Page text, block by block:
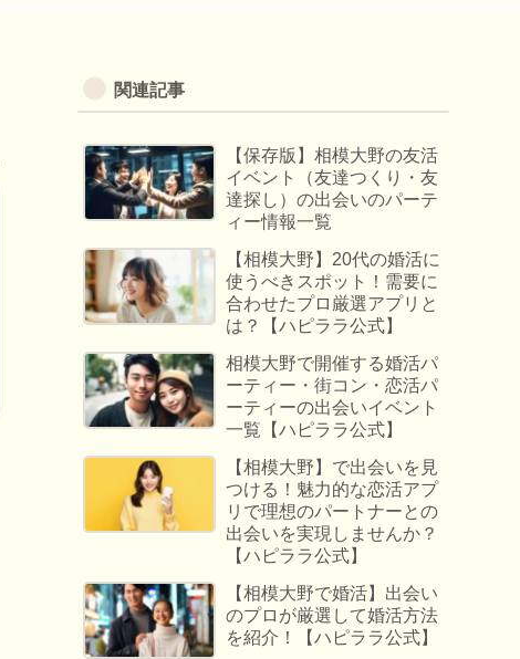
関連記事
【保存版】相模大野の友活
イベント（友達つくり・友
達探し）の出会いのパーテ
ィー情報一覧
【相模大野】20代の婚活に
使うべきスポット！需要に
合わせたプロ厳選アプリと
は？【ハピララ公式】
相模大野で開催する婚活パ
ーティー・街コン・恋活パ
ーティーの出会いイベント
一覧【ハピララ公式】
【相模大野】で出会いを見
つける！魅力的な恋活アプ
リで理想のパートナーとの
出会いを実現しませんか？
【ハピララ公式】
【相模大野で婚活】出会い
のプロが厳選して婚活方法
を紹介！【ハピララ公式】